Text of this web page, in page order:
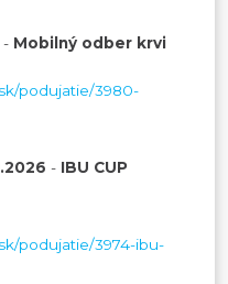
- Mobilný odber krvi
podujatie/3980-
- IBU CUP
podujatie/3974-ibu-